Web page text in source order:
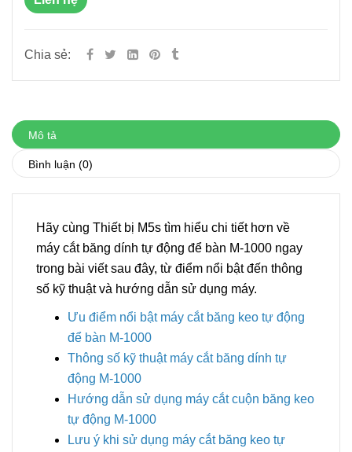
Chia sẻ:
Mô tả
Bình luận (0)
Hãy cùng Thiết bị M5s tìm hiểu chi tiết hơn về
máy cắt băng dính tự động để bàn M-1000 ngay
trong bài viết sau đây, từ điểm nổi bật đến thông
số kỹ thuật và hướng dẫn sử dụng máy.
Ưu điểm nổi bật máy cắt băng keo tự động
để bàn M-1000
Thông số kỹ thuật máy cắt băng dính tự
động M-1000
Hướng dẫn sử dụng máy cắt cuộn băng keo
tự động M-1000
Lưu ý khi sử dụng máy cắt băng keo tự